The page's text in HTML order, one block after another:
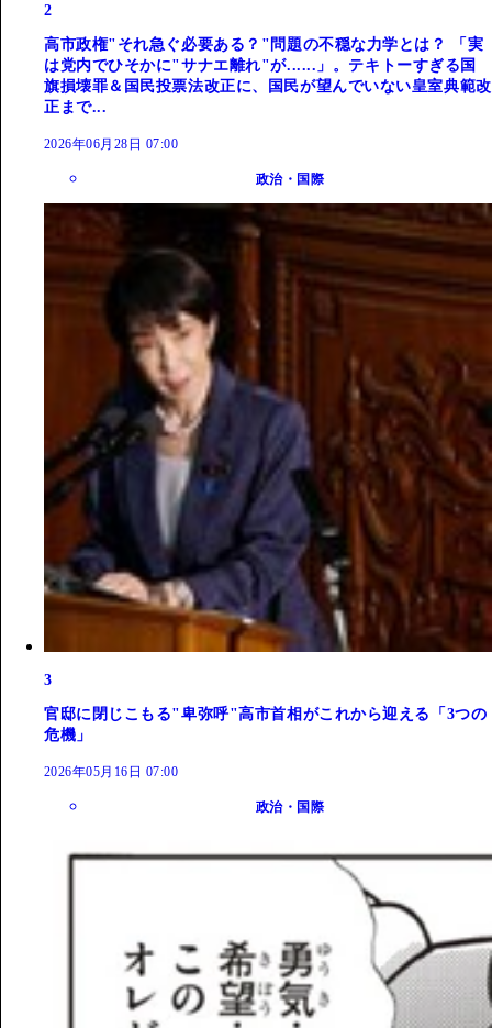
2
高市政権"それ急ぐ必要ある？"問題の不穏な力学とは？ 「実
は党内でひそかに"サナエ離れ"が......」。テキトーすぎる国
旗損壊罪＆国民投票法改正に、国民が望んでいない皇室典範改
正まで...
2026年06月28日 07:00
政治・国際
3
官邸に閉じこもる"卑弥呼"高市首相がこれから迎える「3つの
危機」
2026年05月16日 07:00
政治・国際